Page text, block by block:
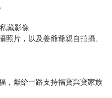
藏影像
片，以及姜爺爺親自拍攝、
，獻給一路支持福寶與寶家族